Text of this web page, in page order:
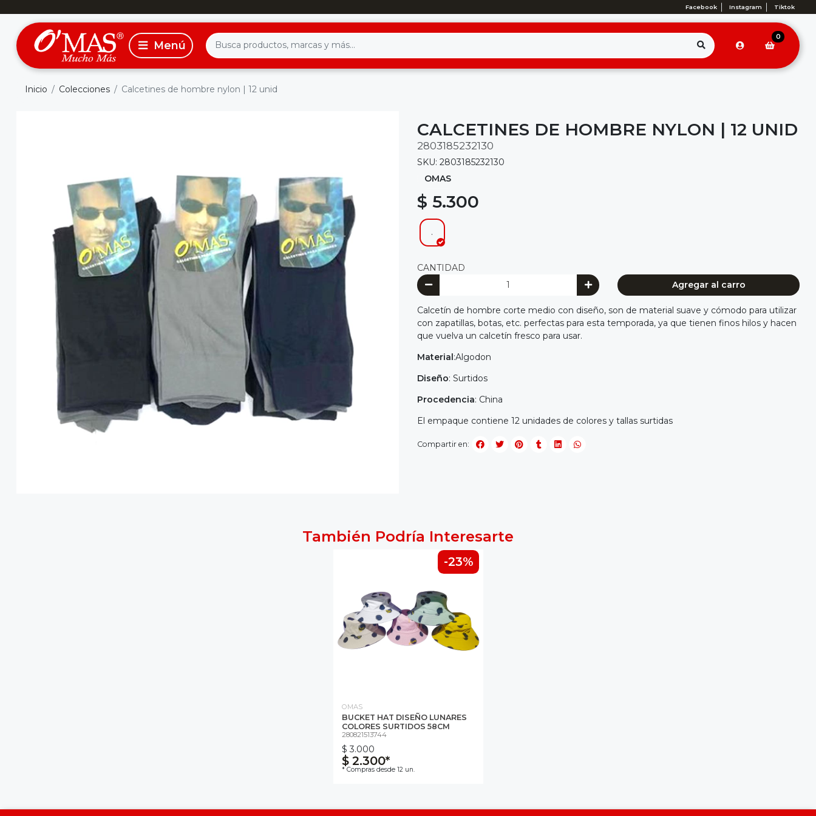
Facebook Instagram Tiktok
0
Inicio Colecciones Calcetines de hombre nylon | 12 unid
CALCETINES DE HOMBRE NYLON | 12 UNID
2803185232130
SKU: 2803185232130
OMAS
$ 5.300
.
CANTIDAD
Agregar al carro
Calcetín de hombre corte medio con diseño, son de material suave y cómodo para utilizar
con zapatillas, botas, etc. perfectas para esta temporada, ya que tienen finos hilos y hacen
que vuelva un calcetín fresco para usar.
Material:Algodon
Diseño: Surtidos
Procedencia: China
El empaque contiene 12 unidades de colores y tallas surtidas
Compartir en:
También Podría Interesarte
-23%
OMAS
BUCKET HAT DISEÑO LUNARES
COLORES SURTIDOS 58CM
280821513744
$ 3.000
$ 2.300*
* Compras desde 12 un.